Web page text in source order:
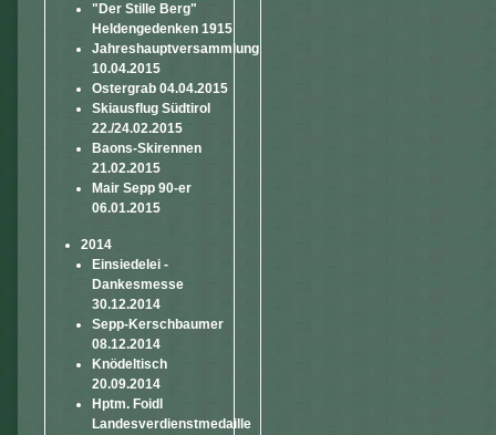
"Der Stille Berg"
Heldengedenken 1915
Jahreshauptversammlung
10.04.2015
Ostergrab 04.04.2015
Skiausflug Südtirol
22./24.02.2015
Baons-Skirennen
21.02.2015
Mair Sepp 90-er
06.01.2015
2014
Einsiedelei -
Dankesmesse
30.12.2014
Sepp-Kerschbaumer
08.12.2014
Knödeltisch
20.09.2014
Hptm. Foidl
Landesverdienstmedaille